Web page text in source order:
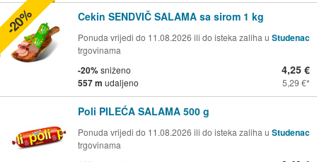
Cekin SENDVIČ SALAMA sa sirom 1 kg
Ponuda vrijedi do 11.08.2026 ili do isteka zaliha u Studenac
trgovinama
-20%sniženo
557 m udaljeno
4,25 €
5,29 €
-20%
Poli PILEĆA SALAMA 500 g
Ponuda vrijedi do 11.08.2026 ili do isteka zaliha u Studenac
trgovinama